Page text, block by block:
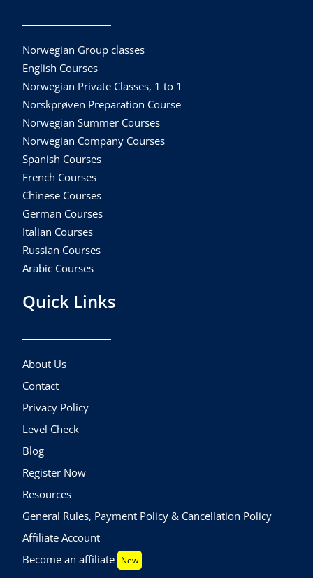
Norwegian Group classes
English Courses
Norwegian Private Classes, 1 to 1
Norskprøven Preparation Course
Norwegian Summer Courses
Norwegian Company Courses
Spanish Courses
French Courses
Chinese Courses
German Courses
Italian Courses
Russian Courses
Arabic Courses
Quick Links
About Us
Contact
Privacy Policy
Level Check
Blog
Register Now
Resources
General Rules, Payment Policy & Cancellation Policy
Affiliate Account
Become an affiliate New